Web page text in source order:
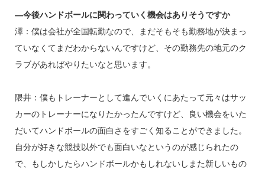
―今後ハンドボールに関わっていく機会はありそうですか
澤：僕は会社が全国転勤なので、まだそもそも勤務地が決まっ
ていなくてまだわからないんですけど、その勤務先の地元のク
ラブがあればやりたいなと思います。
隈井：僕もトレーナーとして進んでいくにあたって元々はサッ
カーのトレーナーになりたかったんですけど、良い機会をいた
だいてハンドボールの面白さをすごく知ることができました。
自分が好きな競技以外でも面白いなというのが感じられたの
で、もしかしたらハンドボールかもしれないしまた新しいもの